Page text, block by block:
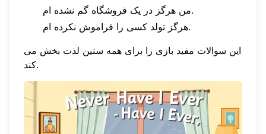
من هرگز در یک فروشگاه گم نشده ام.
هرگز تولد کسی را فراموش نکرده ام.
این سوالات مفید بازی را برای همه سنین لذت بخش می
کند.